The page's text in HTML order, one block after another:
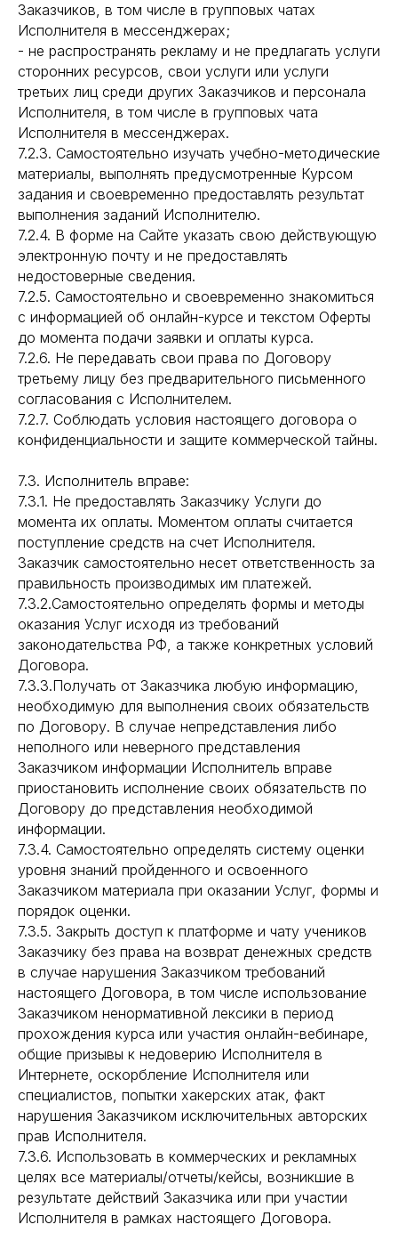
Заказчиков, в том числе в групповых чатах
Исполнителя в мессенджерах;
- не распространять рекламу и не предлагать услуги
сторонних ресурсов, свои услуги или услуги
третьих лиц среди других Заказчиков и персонала
Исполнителя, в том числе в групповых чата
Исполнителя в мессенджерах.
7.2.3. Самостоятельно изучать учебно-методические
материалы, выполнять предусмотренные Курсом
задания и своевременно предоставлять результат
выполнения заданий Исполнителю.
7.2.4. В форме на Сайте указать свою действующую
электронную почту и не предоставлять
недостоверные сведения.
7.2.5. Самостоятельно и своевременно знакомиться
с информацией об онлайн-курсе и текстом Оферты
до момента подачи заявки и оплаты курса.
7.2.6. Не передавать свои права по Договору
третьему лицу без предварительного письменного
согласования с Исполнителем.
7.2.7. Соблюдать условия настоящего договора о
конфиденциальности и защите коммерческой тайны.
7.3. Исполнитель вправе:
7.3.1. Не предоставлять Заказчику Услуги до
момента их оплаты. Моментом оплаты считается
поступление средств на счет Исполнителя.
Заказчик самостоятельно несет ответственность за
правильность производимых им платежей.
7.3.2.Самостоятельно определять формы и методы
оказания Услуг исходя из требований
законодательства РФ, а также конкретных условий
Договора.
7.3.3.Получать от Заказчика любую информацию,
необходимую для выполнения своих обязательств
по Договору. В случае непредставления либо
неполного или неверного представления
Заказчиком информации Исполнитель вправе
приостановить исполнение своих обязательств по
Договору до представления необходимой
информации.
7.3.4. Самостоятельно определять систему оценки
уровня знаний пройденного и освоенного
Заказчиком материала при оказании Услуг, формы и
порядок оценки.
7.3.5. Закрыть доступ к платформе и чату учеников
Заказчику без права на возврат денежных средств
в случае нарушения Заказчиком требований
настоящего Договора, в том числе использование
Заказчиком ненормативной лексики в период
прохождения курса или участия онлайн-вебинаре,
общие призывы к недоверию Исполнителя в
Интернете, оскорбление Исполнителя или
специалистов, попытки хакерских атак, факт
нарушения Заказчиком исключительных авторских
прав Исполнителя.
7.3.6. Использовать в коммерческих и рекламных
целях все материалы/отчеты/кейсы, возникшие в
результате действий Заказчика или при участии
Исполнителя в рамках настоящего Договора.